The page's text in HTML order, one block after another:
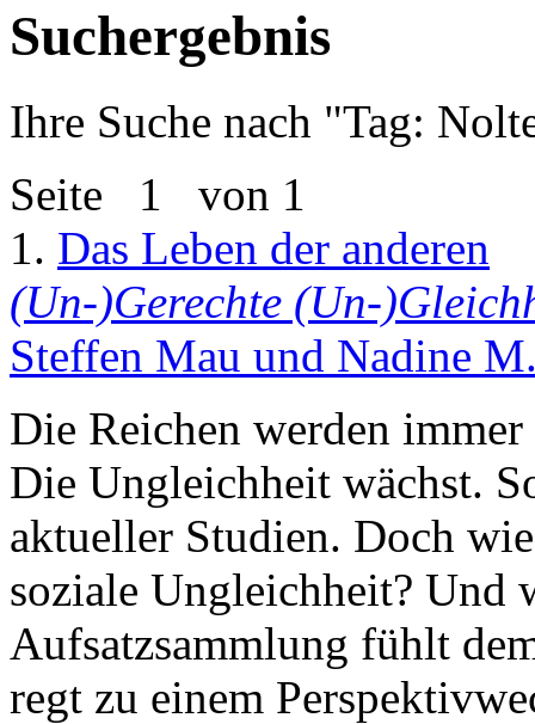
Suchergebnis
Ihre Suche nach "Tag:
Seite 1 von 1
1. Das Leben der anderen
(Un-)Gerechte (Un-
Steffen Mau und Nadine
Die Reichen werden
Die Ungleichheit wächst.
aktueller Studien. Doch
soziale Ungleichheit? Und
Aufsatzsammlung fühlt
regt zu einem